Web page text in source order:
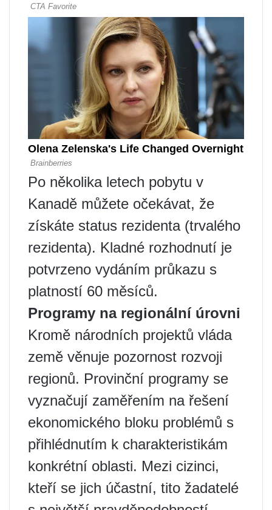
Po několika letech pobytu v
Kanadě můžete očekávat, že
získáte status rezidenta (trvalého
rezidenta). Kladné rozhodnutí je
potvrzeno vydáním průkazu s
platností 60 měsíců.
Programy na regionální úrovni
Kromě národních projektů vláda
země věnuje pozornost rozvoji
regionů. Provinční programy se
vyznačují zaměřením na řešení
ekonomického bloku problémů s
přihlédnutím k charakteristikám
konkrétní oblasti. Mezi cizinci,
kteří se jich účastní, tito žadatelé